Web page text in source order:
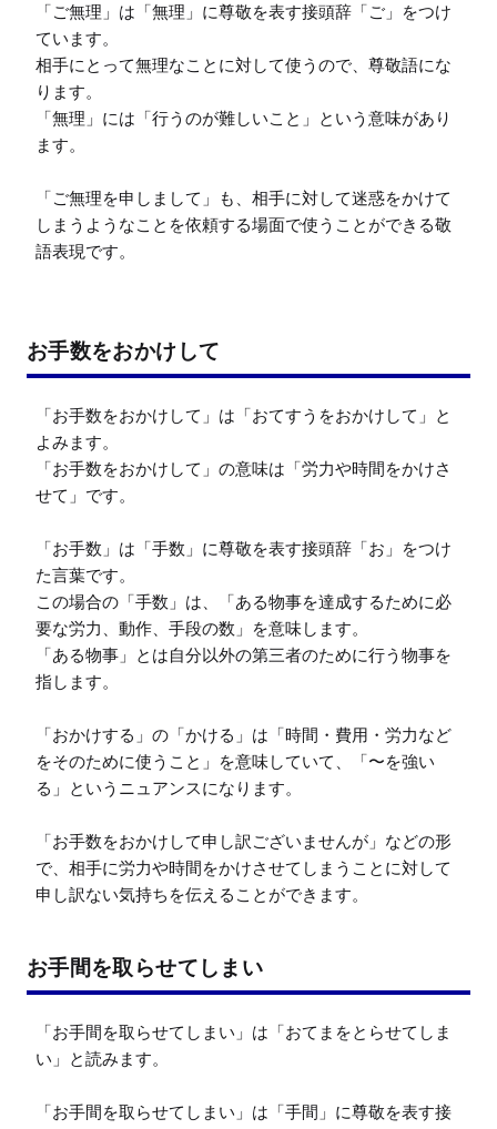
「ご無理」は「無理」に尊敬を表す接頭辞「ご」をつけ
ています。
相手にとって無理なことに対して使うので、尊敬語にな
ります。
「無理」には「行うのが難しいこと」という意味があり
ます。
「ご無理を申しまして」も、相手に対して迷惑をかけて
しまうようなことを依頼する場面で使うことができる敬
語表現です。
お手数をおかけして
「お手数をおかけして」は「おてすうをおかけして」と
よみます。
「お手数をおかけして」の意味は「労力や時間をかけさ
せて」です。
「お手数」は「手数」に尊敬を表す接頭辞「お」をつけ
た言葉です。
この場合の「手数」は、「ある物事を達成するために必
要な労力、動作、手段の数」を意味します。
「ある物事」とは自分以外の第三者のために行う物事を
指します。
「おかけする」の「かける」は「時間・費用・労力など
をそのために使うこと」を意味していて、「〜を強い
る」というニュアンスになります。
「お手数をおかけして申し訳ございませんが」などの形
で、相手に労力や時間をかけさせてしまうことに対して
申し訳ない気持ちを伝えることができます。
お手間を取らせてしまい
「お手間を取らせてしまい」は「おてまをとらせてしま
い」と読みます。
「お手間を取らせてしまい」は「手間」に尊敬を表す接